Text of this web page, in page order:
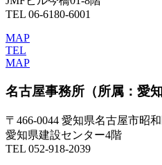
TEL 06-6180-6001
MAP
TEL
MAP
名古屋事務所 （所属：愛
〒466-0044 愛知県名古屋市昭
愛知県建設センター4階
TEL 052-918-2039